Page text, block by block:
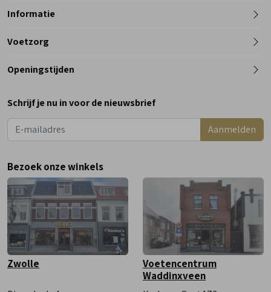
Telefoon
Informatie
Voetzorg
Openingstijden
Dinsdag
Woensdag
9:00 - 18:00
Vrijdag
Zaterdag
9:00 - 17:00
Schrijf je nu in voor de nieuwsbrief
Aanmelden
Bezoek onze winkels
Zwolle
Voetencentrum
Waddinxveen